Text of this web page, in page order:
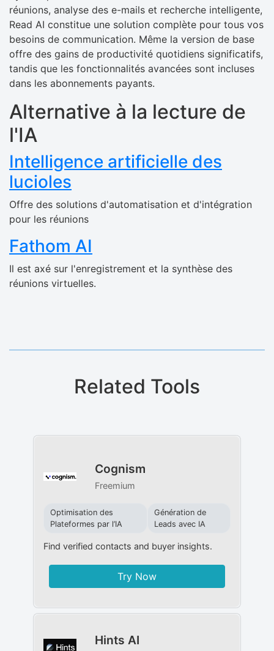
réunions, analyse des e-mails et recherche intelligente,
Read AI constitue une solution complète pour tous vos
besoins de communication. Même la version de base
offre des gains de productivité quotidiens significatifs,
tandis que les fonctionnalités avancées sont incluses
dans les abonnements payants.
Alternative à la lecture de
l'IA
Intelligence artificielle des
lucioles
Offre des solutions d'automatisation et d'intégration
pour les réunions
Fathom AI
Il est axé sur l'enregistrement et la synthèse des
réunions virtuelles.
Related Tools
Cognism
Freemium
Optimisation des
Plateformes par l’IA
Génération de
Leads avec IA
Find verified contacts and buyer insights.
Try Now
Hints AI